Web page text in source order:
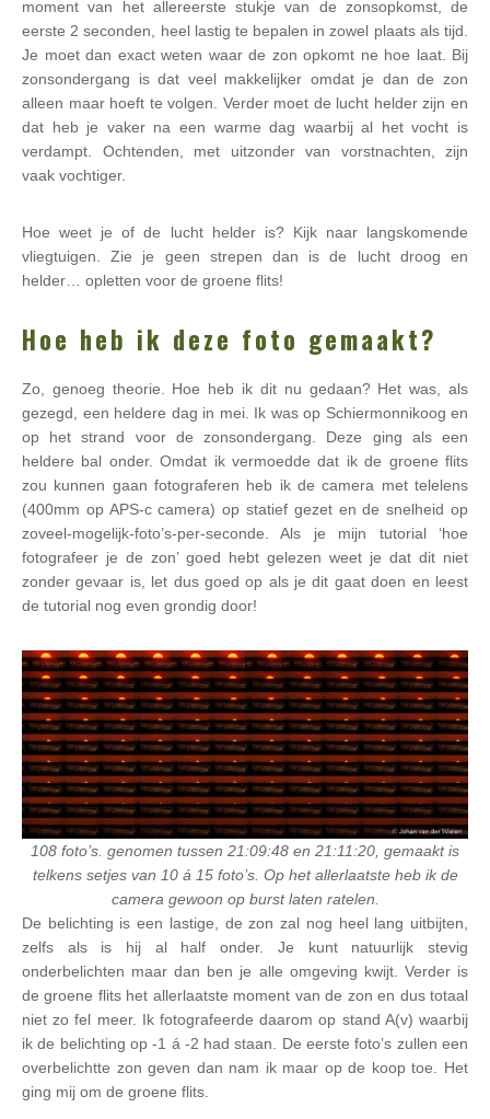
moment van het allereerste stukje van de zonsopkomst, de
eerste 2 seconden, heel lastig te bepalen in zowel plaats als tijd.
Je moet dan exact weten waar de zon opkomt ne hoe laat. Bij
zonsondergang is dat veel makkelijker omdat je dan de zon
alleen maar hoeft te volgen. Verder moet de lucht helder zijn en
dat heb je vaker na een warme dag waarbij al het vocht is
verdampt. Ochtenden, met uitzonder van vorstnachten, zijn
vaak vochtiger.
Hoe weet je of de lucht helder is? Kijk naar langskomende
vliegtuigen. Zie je geen strepen dan is de lucht droog en
helder… opletten voor de groene flits!
Hoe heb ik deze foto gemaakt?
Zo, genoeg theorie. Hoe heb ik dit nu gedaan? Het was, als
gezegd, een heldere dag in mei. Ik was op Schiermonnikoog en
op het strand voor de zonsondergang. Deze ging als een
heldere bal onder. Omdat ik vermoedde dat ik de groene flits
zou kunnen gaan fotograferen heb ik de camera met telelens
(400mm op APS-c camera) op statief gezet en de snelheid op
zoveel-mogelijk-foto’s-per-seconde. Als je mijn tutorial ‘hoe
fotografeer je de zon’ goed hebt gelezen weet je dat dit niet
zonder gevaar is, let dus goed op als je dit gaat doen en leest
de tutorial nog even grondig door!
108 foto’s. genomen tussen 21:09:48 en 21:11:20, gemaakt is
telkens setjes van 10 á 15 foto’s. Op het allerlaatste heb ik de
camera gewoon op burst laten ratelen.
De belichting is een lastige, de zon zal nog heel lang uitbijten,
zelfs als is hij al half onder. Je kunt natuurlijk stevig
onderbelichten maar dan ben je alle omgeving kwijt. Verder is
de groene flits het allerlaatste moment van de zon en dus totaal
niet zo fel meer. Ik fotografeerde daarom op stand A(v) waarbij
ik de belichting op -1 á -2 had staan. De eerste foto’s zullen een
overbelichtte zon geven dan nam ik maar op de koop toe. Het
ging mij om de groene flits.